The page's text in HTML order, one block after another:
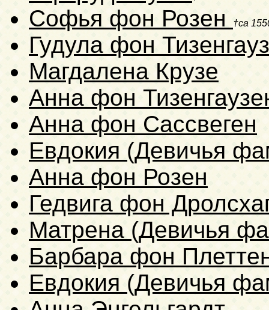
Софья фон Розен †ca
Гудула фон
Магдалена Крузе
Анна фон
Анна фон Сассвеген
Евдокия (Девичья
Анна фон Розен
Гедвига фон
Матрена (Девичья
Барбара фон
Евдокия (Девичья